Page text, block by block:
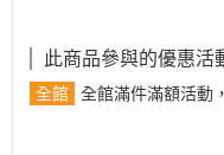
此商品參與的優惠活
全館 全館滿件滿額活動